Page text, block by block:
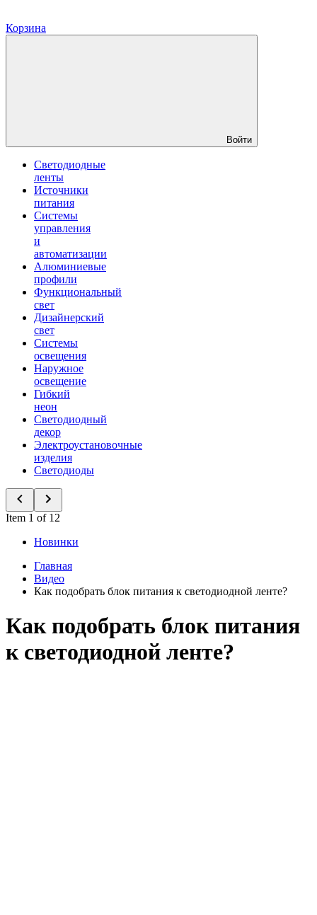
Корзина
Войти
Светодиодные
ленты
Источники
питания
Системы
управления
и
автоматизации
Алюминиевые
профили
Функциональный
свет
Дизайнерский
свет
Системы
освещения
Наружное
освещение
Гибкий
неон
Светодиодный
декор
Электроустановочные
изделия
Светодиоды
Item 1 of 12
Новинки
Главная
Видео
Как подобрать блок питания к светодиодной ленте?
Как подобрать блок питания
к светодиодной ленте?